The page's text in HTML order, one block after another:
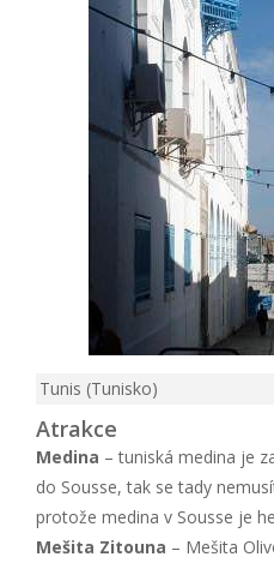
Tunis (Tunisko)
Atrakce
Medina – tuniská medina je
do Sousse, tak se tady
protože medina v Sousse je
Mešita Zitouna – Mešita